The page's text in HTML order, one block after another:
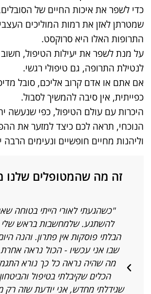
כדי לשפר את איכות החיים של
שמטרתן לאזן את רמות המוליכים
התרופות האלו היא סרוקסט.
על מנת לשפר את יעילות הטיפול,
לנטילת התרופה, גם טיפולי רגשי.
אם אתם או אדם קרוב אליכם, סובל
כפייתית, אין סיבה להמשיך לסבול.
היכרות עם עולם הטיפול, כפי שנעשה
הנוכחי, תראה לכם כיצד למזער את
וליהנות מחיים חופשיים ונעימים הרבה
זה מה שהמטופלים שלנו
"כשהגעתי לאורי הייתי בטוחה
להשתגע. שלמחשבות בראש שלי
הבלתי פוסקות אין פתרון. והנה
שבו אני עכשיו - הכול נראה אחרת
מה שהיה נראה כל כך נורא
הכלים שקיבלתי בטיפול
שגידלתי מחדש, אני יודעת שזה רק